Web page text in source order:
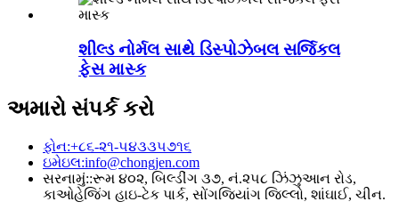
શીલ્ડ નોર્મલ સાથે ડિસ્પોઝેબલ સર્જિકલ
ફેસ માસ્ક
અમારો સંપર્ક કરો
ફોન:+૮૬-૨૧-૫૪૩૩૫૭૧૬
ઇમેઇલ:info@chongjen.com
સરનામું::રૂમ ૪૦૨, બિલ્ડીંગ ૩૭, નં.૨૫૮ ઝિંઝુઆન રોડ,
કાઓહેજિંગ હાઇ-ટેક પાર્ક, સોંગજિયાંગ જિલ્લો, શાંઘાઈ, ચીન.